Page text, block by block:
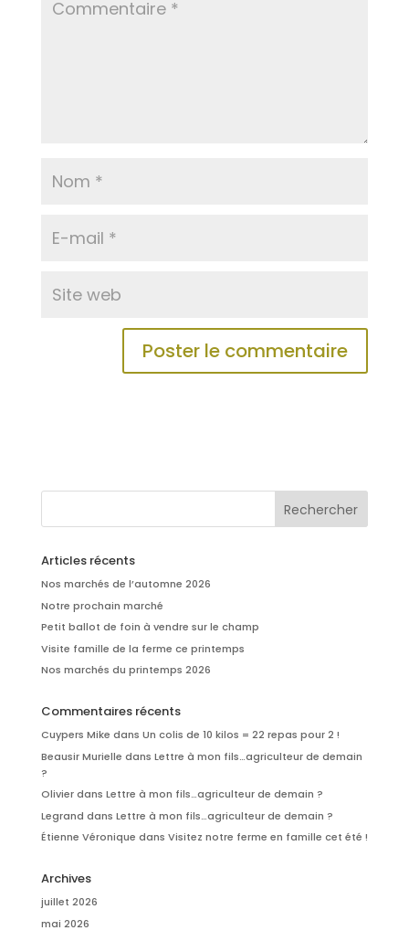
Articles récents
Nos marchés de l’automne 2026
Notre prochain marché
Petit ballot de foin à vendre sur le champ
Visite famille de la ferme ce printemps
Nos marchés du printemps 2026
Commentaires récents
Cuypers Mike dans Un colis de 10 kilos = 22 repas pour 2 !
Beausir Murielle dans Lettre à mon fils…agriculteur de demain
?
Olivierdans Lettre à mon fils…agriculteur de demain ?
Legrand dans Lettre à mon fils…agriculteur de demain ?
Étienne Véronique dans Visitez notre ferme en famille cet été !
Archives
juillet 2026
mai 2026